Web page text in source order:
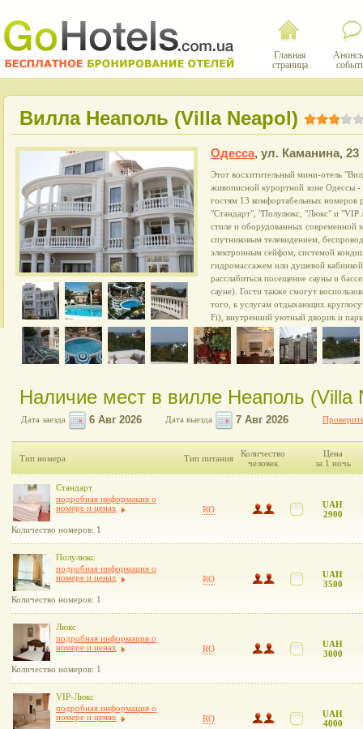
Главная
страница
Вилла Неаполь (Villa Neapol)
Одесса, ул. Каманина, 23
Этот восхитительный мини-отель
живописной курортной зоне Одессы -
гостям 13 комфортабельных номеров
"Стандарт", "Полулюкс, "Люкс" и "VIP
стиле и оборудованных современной
спутниковым телевидением,
электронным сейфом, системой
гидромассажем или душевой
расслабиться посещение сауны и
сауне). Гости также смогут
того, к услугам отдыхающих
Fi), внутренний уютный дворик и
Наличие мест в вилле Неаполь (Villa
Дата заезда Дата выезда
Тип номера Тип питания
Количество
человек
Цена
за 1 ночь
Стандарт
подробная информация о
номере и ценах
Количество номеров: 1
RO
UAH
2900
Полулюкс
подробная информация о
номере и ценах
Количество номеров: 1
RO
UAH
3500
Люкс
подробная информация о
номере и ценах
Количество номеров: 1
RO
UAH
3000
VIP-Люкс
подробная информация о
номере и ценах
RO
UAH
4000